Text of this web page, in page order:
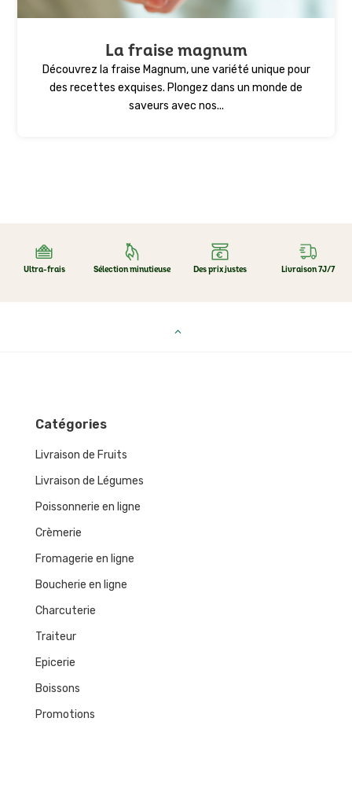
La fraise magnum
Découvrez la fraise Magnum, une variété unique pour
des recettes exquises. Plongez dans un monde de
saveurs avec nos...
Ultra-frais Sélection minutieuse Des prix justes Livraison 7J/7
Catégories
Livraison de Fruits
Livraison de Légumes
Poissonnerie en ligne
Crèmerie
Fromagerie en ligne
Boucherie en ligne
Charcuterie
Traiteur
Epicerie
Boissons
Promotions